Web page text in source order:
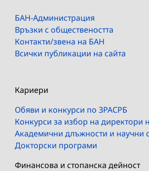
БАН-Администрация
Връзки с обществеността
Контакти/звена на БАН
Всички публикации на сайта
Кариери
Обяви и конкурси по ЗРАСРБ
Конкурси за избор на директори
Академични длъжности и научни
Докторски програми
Финансова и стопанска дейност